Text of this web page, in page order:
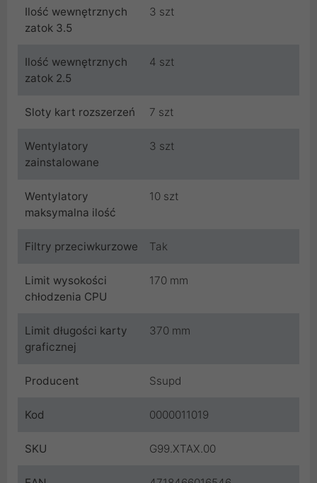
Ilość wewnętrznych
zatok 3.5
3 szt
Ilość wewnętrznych
zatok 2.5
4 szt
Sloty kart rozszerzeń 7 szt
Wentylatory
zainstalowane
3 szt
Wentylatory
maksymalna ilość
10 szt
Filtry przeciwkurzowe Tak
Limit wysokości
chłodzenia CPU
170 mm
Limit długości karty
graficznej
370 mm
Producent Ssupd
Kod 0000011019
SKU G99.XTAX.00